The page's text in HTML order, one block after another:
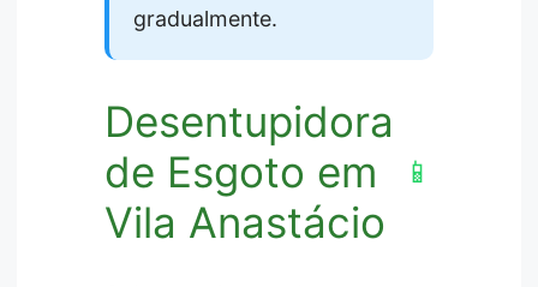
gradualmente.
Desentupidora
de Esgoto em
Vila Anastácio
📱